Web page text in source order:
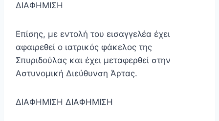
ΔΙΑΦΗΜΙΣΗ
Επίσης, με εντολή του εισαγγελέα έχει
αφαιρεθεί ο ιατρικός φάκελος της
Σπυριδούλας και έχει μεταφερθεί στην
Αστυνομική Διεύθυνση Άρτας.
ΔΙΑΦΗΜΙΣΗ ΔΙΑΦΗΜΙΣΗ